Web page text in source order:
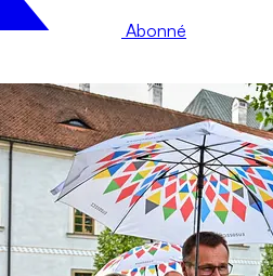
Abonné